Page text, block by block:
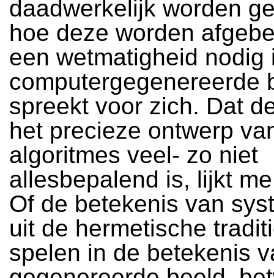
daadwerkelijk worden
hoe deze worden
een wetmatigheid nodig
computergegenereerde
spreekt voor zich. Dat
het precieze ontwerp
algoritmes veel- zo niet
allesbepalend is, lijkt
Of de betekenis van
uit de hermetische
spelen in de betekenis